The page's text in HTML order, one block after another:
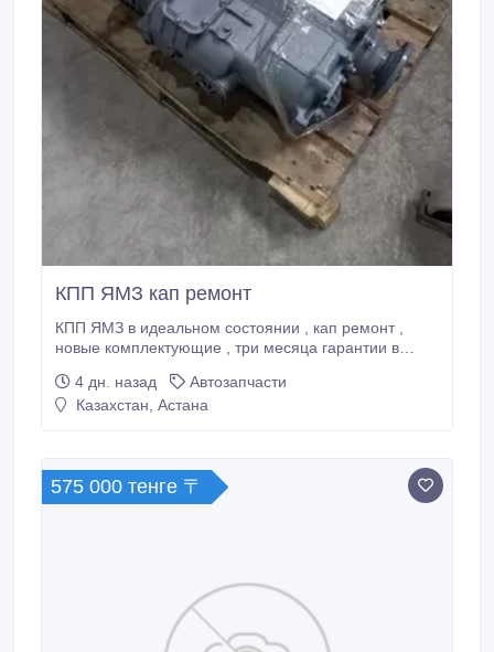
КПП ЯМЗ кап ремонт
КПП ЯМЗ в идеальном состоянии , кап ремонт ,
новые комплектующие , три месяца гарантии в
4 дн. назад
Автозапчасти
Казахстан, Астана
575 000 тенге 〒